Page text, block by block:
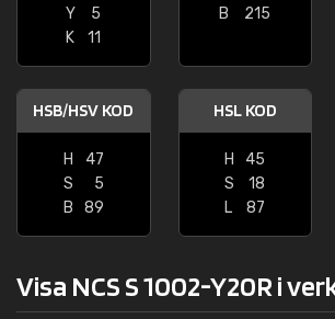
Y
5
K
11
B
215
HSB/HSV KOD
H
47
S
5
B
89
HSL KOD
H
45
S
18
L
87
Visa NCS S 1002-Y20R i